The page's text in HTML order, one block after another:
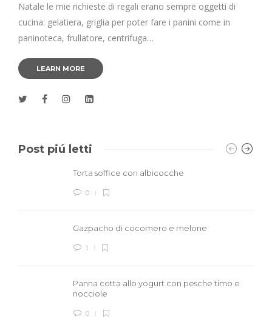
Natale le mie richieste di regali erano sempre oggetti di
cucina: gelatiera, griglia per poter fare i panini come in
paninoteca, frullatore, centrifuga…
LEARN MORE
Post piú letti
Torta soffice con albicocche
0
Gazpacho di cocomero e melone
1
Panna cotta allo yogurt con pesche timo e
nocciole
0